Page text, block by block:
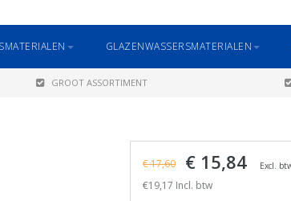
GLAZENWASSERSMATERIALEN
GROOT ASSORTIMENT
€ 17,60 € 15,84 Excl.
€19,17 Incl. btw